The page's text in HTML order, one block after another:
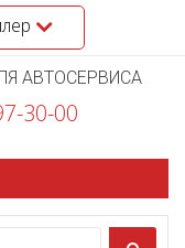
АВТОСЕРВИСА
30-00